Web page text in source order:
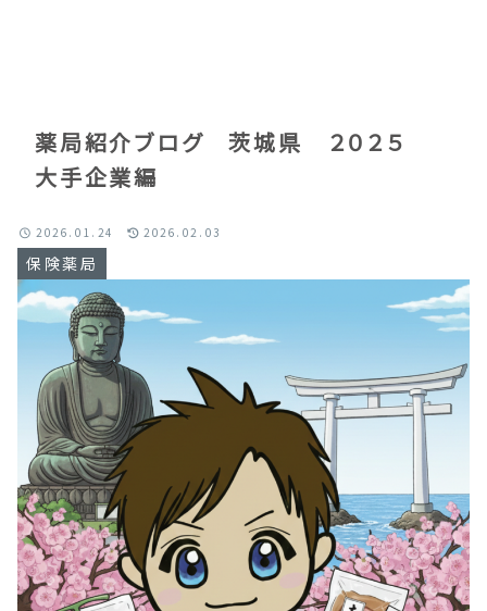
薬局紹介ブログ 茨城県 ２０２５
大手企業編
保険薬局
2026.01.24 2026.02.03